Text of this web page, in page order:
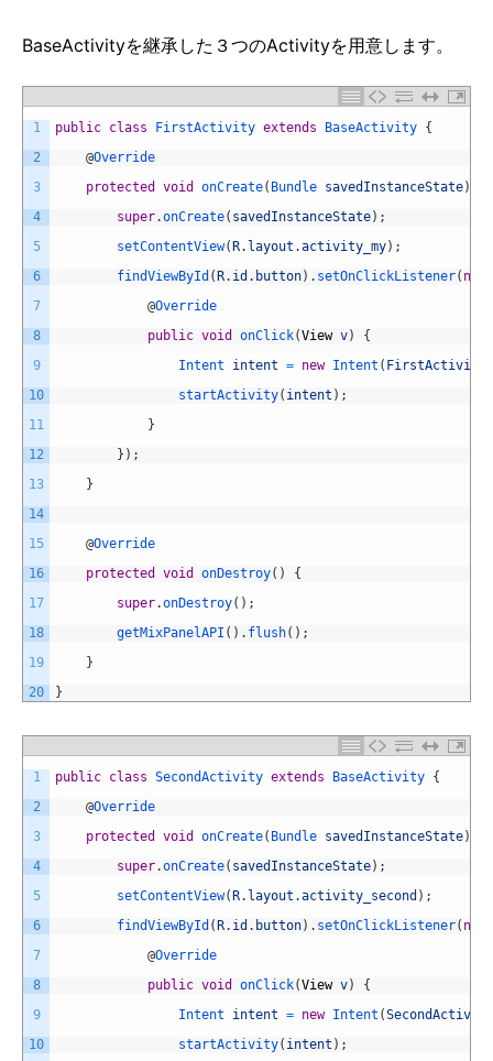
BaseActivityを継承した３つのActivityを用意します。
1
2
3
4
5
6
7
8
9
10
11
12
13
14
15
16
17
18
19
20
public class FirstActivity extends BaseActivity {
@Override
protected
void onCreate( Bundle savedInstanceState)
super.onCreate( savedInstanceState) ;
setContentView(R. layout .activity_my) ;
findViewById (R. id . button) . setOnClickListener( new
@Override
public void onClick(View v)
{
Intent intent = new Intent ( FirstActivity
startActivity( intent ) ;
}
} ) ;
}
@Override
protected
void onDestroy( )
{
super.onDestroy( ) ;
getMixPanelAPI ( ) . flush( ) ;
}
}
1
2
3
4
5
6
7
8
9
10
public class SecondActivity extends BaseActivity {
@Override
protected
void onCreate( Bundle savedInstanceState)
super.onCreate( savedInstanceState) ;
setContentView(R. layout .activity_second ) ;
findViewById (R. id . button) . setOnClickListener( new
@Override
public void onClick(View v)
{
Intent intent = new Intent (SecondActivity
startActivity( intent ) ;